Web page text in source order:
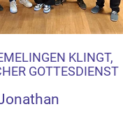
KLINGT,
GOTTESDIENST